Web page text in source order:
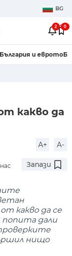
BG
2 0
и еврото
какво да
A+ A-
Запази
какво да се
попита дали
нищо